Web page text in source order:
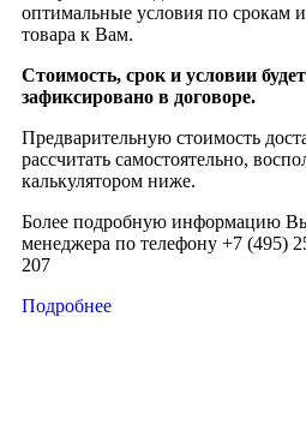
оптимальные условия по срокам
товара к Вам.
Стоимость, срок и условии
зафиксировано в договоре.
Предварительную стоимость
рассчитать самостоятельно,
калькулятором ниже.
Более подробную информацию
менеджера по телефону +7 (495)
207
Подробнее